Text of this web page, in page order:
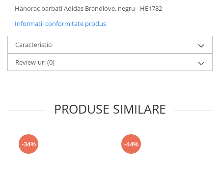
Hanorac barbati Adidas Brandlove, negru - HE1782
Informatii conformitate produs
Caracteristici
Review-uri(0)
PRODUSE SIMILARE
-34% -44%